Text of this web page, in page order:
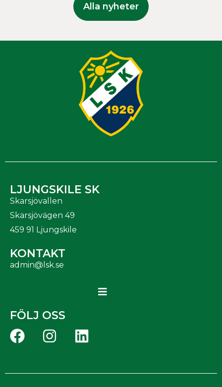
Alla nyheter
LJUNGSKILE SK
Skarsjövallen
Skarsjövägen 49
459 91 Ljungskile
KONTAKT
admin@lsk.se
FÖLJ OSS